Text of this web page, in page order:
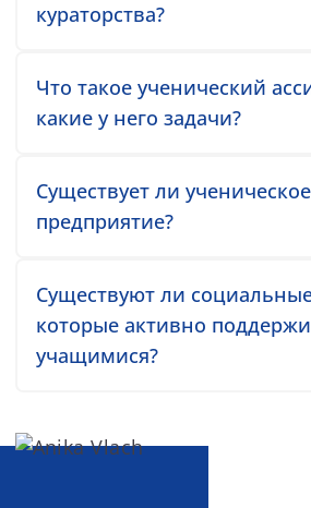
кураторства?
Что такое ученический
какие у него задачи?
Toggle accordion item
Существует ли ученическое
предприятие?
Toggle accordion item
Существуют ли
которые активно
учащимися?
Toggle accordion item